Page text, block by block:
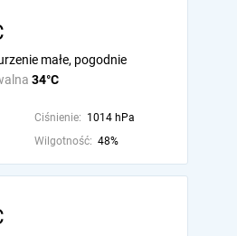
34°C
małe, pogodnie
Ciśnienie: 1014 hPa
Wilgotność: 48%